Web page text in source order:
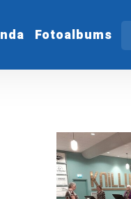
Fotoalbums